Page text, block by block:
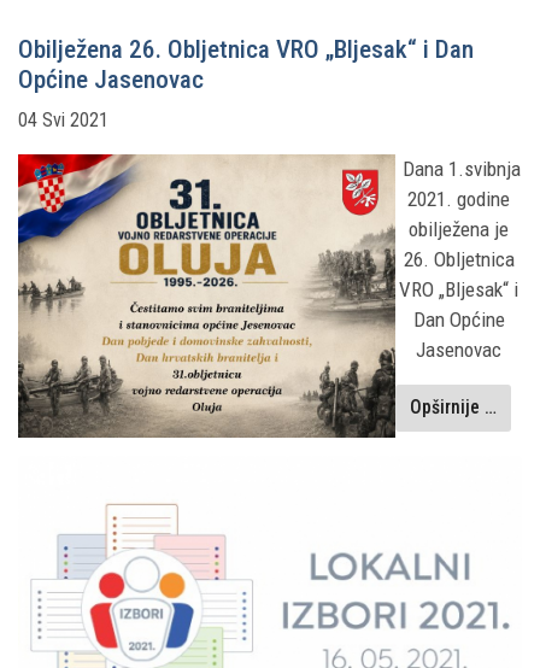
Obilježena 26. Obljetnica VRO „Bljesak“ i Dan
Općine Jasenovac
04 Svi 2021
Dana 1.svibnja
2021. godine
obilježena je
26. Obljetnica
VRO „Bljesak“ i
Dan Općine
Jasenovac
Opširnije …